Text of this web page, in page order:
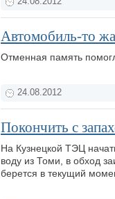
Автомобиль-то
Отменная память
24.08.2012
Покончить с
На Кузнецкой ТЭЦ
воду из Томи, в обход
берется в текущий